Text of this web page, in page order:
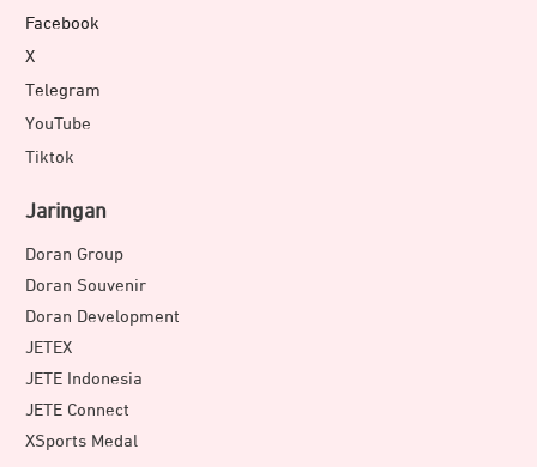
Facebook
X
Telegram
YouTube
Tiktok
Jaringan
Doran Group
Doran Souvenir
Doran Development
JETEX
JETE Indonesia
JETE Connect
XSports Medal